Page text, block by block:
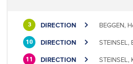
3 DIRECTION BEGGEN,
10 DIRECTION STEINSEL,
11 DIRECTION STEINSEL,